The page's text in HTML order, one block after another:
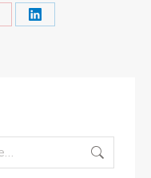
Partager